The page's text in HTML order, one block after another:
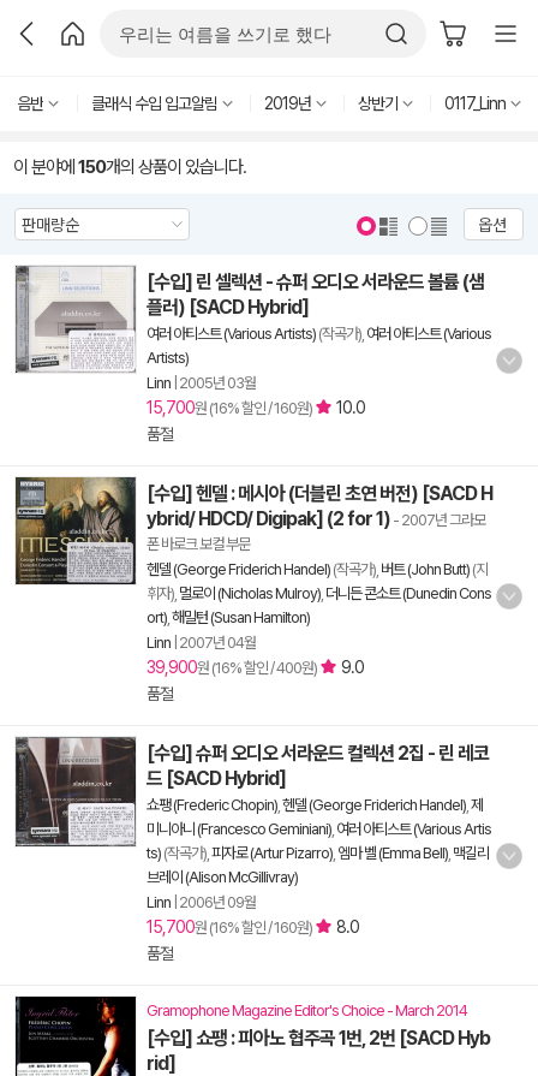
음반 클래식 수입 입고알림 2019년 상반기 0117_Linn
이 분야에 150개의 상품이 있습니다.
옵션
[수입] 린 셀렉션 - 슈퍼 오디오 서라운드 볼륨 (샘
플러) [SACD Hybrid]
여러 아티스트 (Various Artists) (작곡가), 여러 아티스트 (Various
Artists)
Linn 2005년 03월
15,700원 (16% 할인 / 160원)
10.0
품절
[수입] 헨델 : 메시아 (더블린 초연 버전) [SACD H
ybrid/ HDCD/ Digipak] (2 for 1) - 2007년 그라모
폰 바로크 보컬 부문
헨델 (George Friderich Handel) (작곡가), 버트 (John Butt) (지
휘자), 멀로이 (Nicholas Mulroy) 더니든 콘소트 (Dunedin Cons
ort) 해밀턴 (Susan Hamilton)
Linn 2007년 04월
39,900원 (16% 할인 / 400원)
9.0
품절
[수입] 슈퍼 오디오 서라운드 컬렉션 2집 - 린 레코
드 [SACD Hybrid]
쇼팽 (Frederic Chopin) 헨델 (George Friderich Handel) 제
미니아니 (Francesco Geminiani) 여러 아티스트 (Various Artis
ts) (작곡가), 피자로 (Artur Pizarro) 엠마 벨 (Emma Bell) 맥길리
브레이 (Alison McGillivray)
Linn 2006년 09월
15,700원 (16% 할인 / 160원)
8.0
품절
Gramophone Magazine Editor's Choice - March 2014
[수입] 쇼팽 : 피아노 협주곡 1번, 2번 [SACD Hyb
rid]